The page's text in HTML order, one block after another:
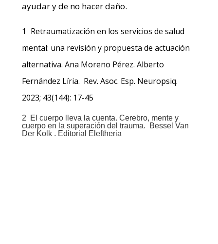
ayudar y de no hacer daño.
1 Retraumatización en los servicios de salud
mental: una revisión y propuesta de actuación
alternativa. Ana Moreno Pérez. Alberto
Fernández Líria. Rev. Asoc. Esp. Neuropsiq.
2023; 43(144): 17-45
2 El cuerpo lleva la cuenta. Cerebro, mente y
cuerpo en la superación del trauma.
Bessel Van
Der Kolk . Editorial Eleftheria